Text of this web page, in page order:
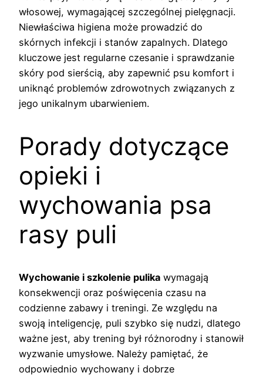
włosowej, wymagającej szczególnej pielęgnacji.
Niewłaściwa higiena może prowadzić do
skórnych infekcji i stanów zapalnych. Dlatego
kluczowe jest regularne czesanie i sprawdzanie
skóry pod sierścią, aby zapewnić psu komfort i
uniknąć problemów zdrowotnych związanych z
jego unikalnym ubarwieniem.
Porady dotyczące
opieki i
wychowania psa
rasy puli
Wychowanie i szkolenie pulika wymagają
konsekwencji oraz poświęcenia czasu na
codzienne zabawy i treningi. Ze względu na
swoją inteligencję, puli szybko się nudzi, dlatego
ważne jest, aby trening był różnorodny i stanowił
wyzwanie umysłowe. Należy pamiętać, że
odpowiednio wychowany i dobrze